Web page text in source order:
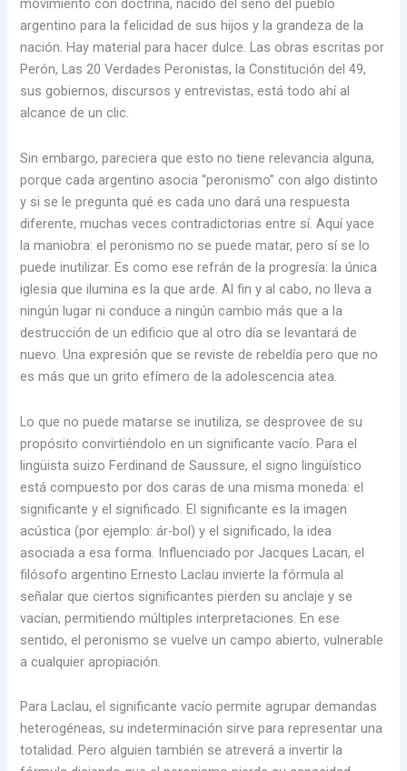
movimiento con doctrina, nacido del seno del pueblo
argentino para la felicidad de sus hijos y la grandeza de la
nación. Hay material para hacer dulce. Las obras escritas por
Perón, Las 20 Verdades Peronistas, la Constitución del 49,
sus gobiernos, discursos y entrevistas, está todo ahí al
alcance de un clic.
Sin embargo, pareciera que esto no tiene relevancia alguna,
porque cada argentino asocia “peronismo” con algo distinto
y si se le pregunta qué es cada uno dará una respuesta
diferente, muchas veces contradictorias entre sí. Aquí yace
la maniobra: el peronismo no se puede matar, pero sí se lo
puede inutilizar. Es como ese refrán de la progresía: la única
iglesia que ilumina es la que arde. Al fin y al cabo, no lleva a
ningún lugar ni conduce a ningún cambio más que a la
destrucción de un edificio que al otro día se levantará de
nuevo. Una expresión que se reviste de rebeldía pero que no
es más que un grito efímero de la adolescencia atea.
Lo que no puede matarse se inutiliza, se desprovee de su
propósito convirtiéndolo en un significante vacío. Para el
lingüista suizo Ferdinand de Saussure, el signo lingüístico
está compuesto por dos caras de una misma moneda: el
significante y el significado. El significante es la imagen
acústica (por ejemplo: ár-bol) y el significado, la idea
asociada a esa forma. Influenciado por Jacques Lacan, el
filósofo argentino Ernesto Laclau invierte la fórmula al
señalar que ciertos significantes pierden su anclaje y se
vacían, permitiendo múltiples interpretaciones. En ese
sentido, el peronismo se vuelve un campo abierto, vulnerable
a cualquier apropiación.
Para Laclau, el significante vacío permite agrupar demandas
heterogéneas, su indeterminación sirve para representar una
totalidad. Pero alguien también se atreverá a invertir la